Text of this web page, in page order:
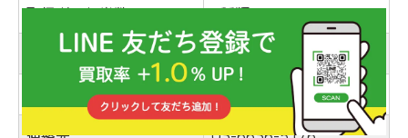
取扱ギフト券数
3種類
振込時間
平均10分
無料